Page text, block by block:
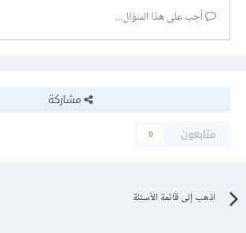
أجب على هذا السؤال...
مشاركة
متابعون
0
اذهب إلى قائمة الأسئلة